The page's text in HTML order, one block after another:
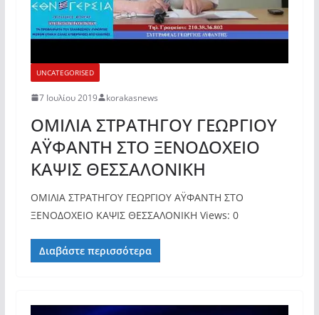
UNCATEGORISED
7 Ιουλίου 2019 korakasnews
ΟΜΙΛΙΑ ΣΤΡΑΤΗΓΟΥ ΓΕΩΡΓΙΟΥ
ΑΫΦΑΝΤΗ ΣΤΟ ΞΕΝΟΔΟΧΕΙΟ
ΚΑΨΙΣ ΘΕΣΣΑΛΟΝΙΚΗ
ΟΜΙΛΙΑ ΣΤΡΑΤΗΓΟΥ ΓΕΩΡΓΙΟΥ ΑΫΦΑΝΤΗ ΣΤΟ
ΞΕΝΟΔΟΧΕΙΟ ΚΑΨΙΣ ΘΕΣΣΑΛΟΝΙΚΗ Views: 0
Διαβάστε περισσότερα